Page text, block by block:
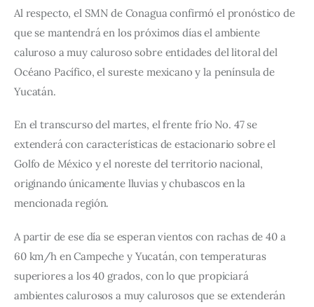
Al respecto, el SMN de Conagua confirmó el pronóstico de
que se mantendrá en los próximos días el ambiente
caluroso a muy caluroso sobre entidades del litoral del
Océano Pacífico, el sureste mexicano y la península de
Yucatán.
En el transcurso del martes, el frente frío No. 47 se
extenderá con características de estacionario sobre el
Golfo de México y el noreste del territorio nacional,
originando únicamente lluvias y chubascos en la
mencionada región.
A partir de ese día se esperan vientos con rachas de 40 a
60 km/h en Campeche y Yucatán, con temperaturas
superiores a los 40 grados, con lo que propiciará
ambientes calurosos a muy calurosos que se extenderán